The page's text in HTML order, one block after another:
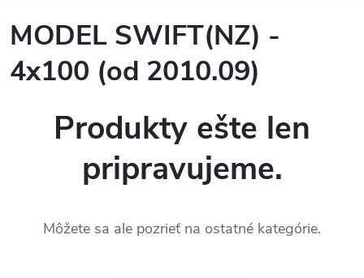
MODEL SWIFT(NZ) -
4x100 (od 2010.09)
Produkty ešte len
pripravujeme.
Môžete sa ale pozrieť na ostatné kategórie.